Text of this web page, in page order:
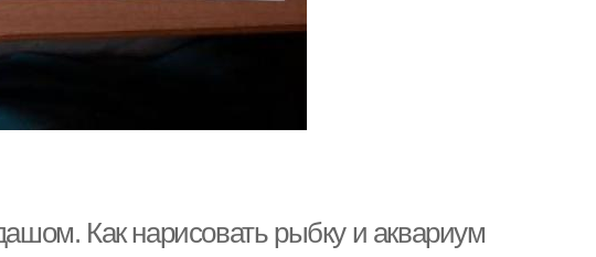
Как нарисовать рыбку и аквариум